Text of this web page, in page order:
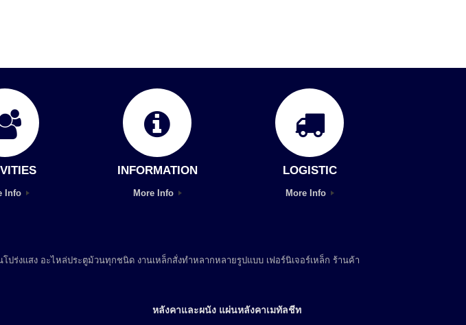
Info
INFORMATION
More Info
LOGISTIC
More Info
ร่งแสง อะไหล่ประตูม้วนทุกชนิด งานเหล็กสั่งทำหลากหลายรูปแบบ เฟอร์นิเจอร์เหล็ก ร้านค้า
หลังคาและผนัง แผ่นหลังคาเมทัลชีท